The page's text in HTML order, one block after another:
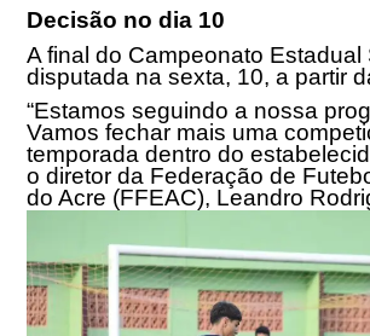
Decisão no dia 10
A final do Campeonato Estadual
disputada na sexta, 10, a partir
“Estamos seguindo a nossa
Vamos fechar mais uma
temporada dentro do
o diretor da Federação de
do Acre (FFEAC), Leandro